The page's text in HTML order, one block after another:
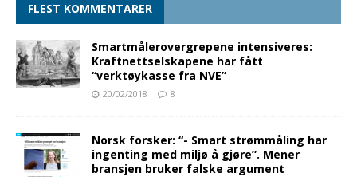
FLEST KOMMENTARER
Smartmålerovergrepene intensiveres:
Kraftnettselskapene har fått
“verktøykasse fra NVE”
20/02/2018 8
Norsk forsker: “- Smart strømmåling har
ingenting med miljø å gjøre”. Mener
bransjen bruker falske argument